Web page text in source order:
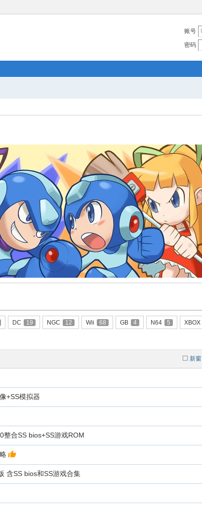
账号
密码
DC 19 NGC 12 Wii 68 GB 4 N64 5 XBOX
新窗
+SS模拟器
整合SS bios+SS游戏ROM
含SS bios和SS游戏合集